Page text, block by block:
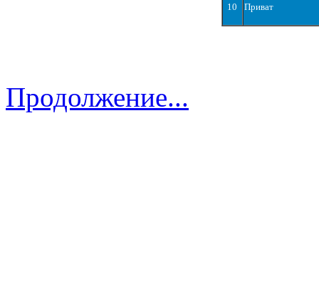
10 Приват
Продолжение...